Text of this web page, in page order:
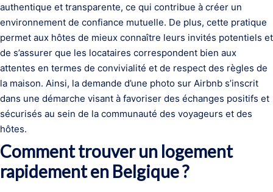
authentique et transparente, ce qui contribue à créer un
environnement de confiance mutuelle. De plus, cette pratique
permet aux hôtes de mieux connaître leurs invités potentiels et
de s’assurer que les locataires correspondent bien aux
attentes en termes de convivialité et de respect des règles de
la maison. Ainsi, la demande d’une photo sur Airbnb s’inscrit
dans une démarche visant à favoriser des échanges positifs et
sécurisés au sein de la communauté des voyageurs et des
hôtes.
Comment trouver un logement
rapidement en Belgique ?